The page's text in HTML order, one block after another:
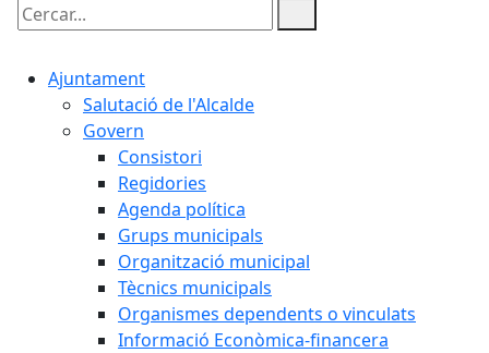
Cercar:
Ajuntament
Salutació de l'Alcalde
Govern
Consistori
Regidories
Agenda política
Grups municipals
Organització municipal
Tècnics municipals
Organismes dependents o vinculats
Informació Econòmica-financera